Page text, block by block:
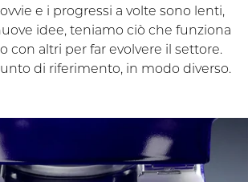
e i progressi a volte sono lenti,
idee, teniamo ciò che funziona
con altri per far evolvere il settore.
di riferimento, in modo diverso.